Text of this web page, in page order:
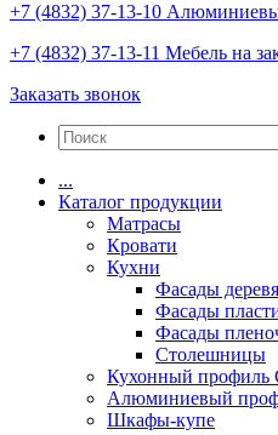
+7 (4832) 37-13-10
+7 (4832) 37-13-11 Мебель на
Заказать звонок
...
Каталог продукции
Матрасы
Кровати
Кухни
Фасады
Фасады
Фасады
Столешницы
Кухонный профиль
Алюминиевый
Шкафы-купе